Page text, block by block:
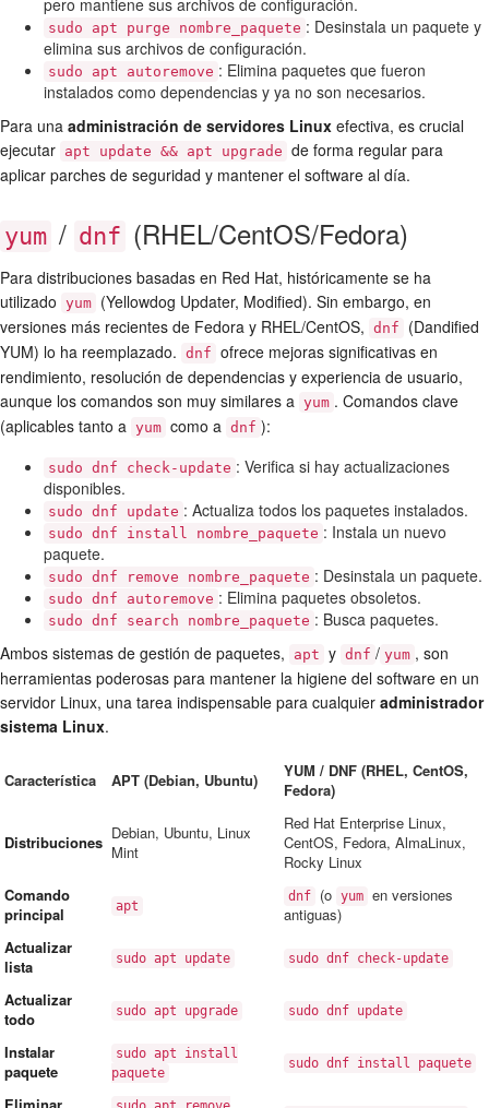
sudo apt purge nombre_paquete : Desinstala un paquete y
elimina sus archivos de configuración.
sudo apt autoremove : Elimina paquetes que fueron
instalados como dependencias y ya no son necesarios.
Para una administración de servidores Linux efectiva, es crucial
ejecutar apt update && apt upgrade de forma regular para
aplicar parches de seguridad y mantener el software al día.
yum / dnf (RHEL/CentOS/Fedora)
Para distribuciones basadas en Red Hat, históricamente se ha
utilizado yum (Yellowdog Updater, Modified). Sin embargo, en
versiones más recientes de Fedora y RHEL/CentOS, dnf
(Dandified
YUM) lo ha reemplazado. dnf ofrece mejoras significativas en
rendimiento, resolución de dependencias y experiencia de usuario,
aunque los comandos son muy similares a yum . Comandos clave
(aplicables tanto a yum como a dnf ):
sudo dnf check-update : Verifica si hay actualizaciones
disponibles.
sudo dnf update : Actualiza todos los paquetes instalados.
sudo dnf install nombre_paquete : Instala un nuevo
paquete.
sudo dnf remove nombre_paquete : Desinstala un paquete.
sudo dnf autoremove : Elimina paquetes obsoletos.
sudo dnf search nombre_paquete : Busca paquetes.
Ambos sistemas de gestión de paquetes,
apt y dnf / yum , son
herramientas poderosas para mantener la higiene del software en un
servidor Linux, una tarea indispensable para cualquier administrador
sistema Linux.
Característica APT (Debian, Ubuntu)
YUM / DNF (RHEL, CentOS,
Fedora)
Distribuciones Debian, Ubuntu, Linux
Mint
Red Hat Enterprise Linux,
CentOS, Fedora, AlmaLinux,
Rocky Linux
Comando
principal
apt
dnf (o yum en versiones
antiguas)
Actualizar
lista
sudo apt update sudo dnf check-update
Actualizar
todo
sudo apt upgrade sudo dnf update
Instalar
paquete
sudo apt install
paquete
sudo dnf install paquete